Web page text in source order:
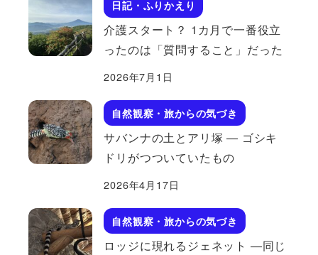
日記・ふりかえり
介護スタート？ 1カ月で一番役立
ったのは「質問すること」だった
2026年7月1日
自然観察・旅からの気づき
サバンナの土とアリ塚 ― ゴシキ
ドリがつついていたもの
2026年4月17日
自然観察・旅からの気づき
ロッジに現れるジェネット ―同じ